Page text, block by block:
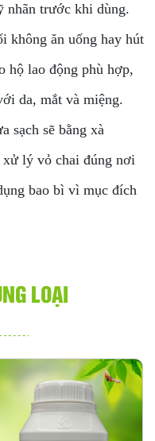
nhãn trước khi dùng.
không ăn uống hay hút
hộ lao động phù hợp,
da, mắt và miệng.
sạch sẽ bằng xà
xử lý vỏ chai đúng nơi
bao bì vì mục đích
LOẠI